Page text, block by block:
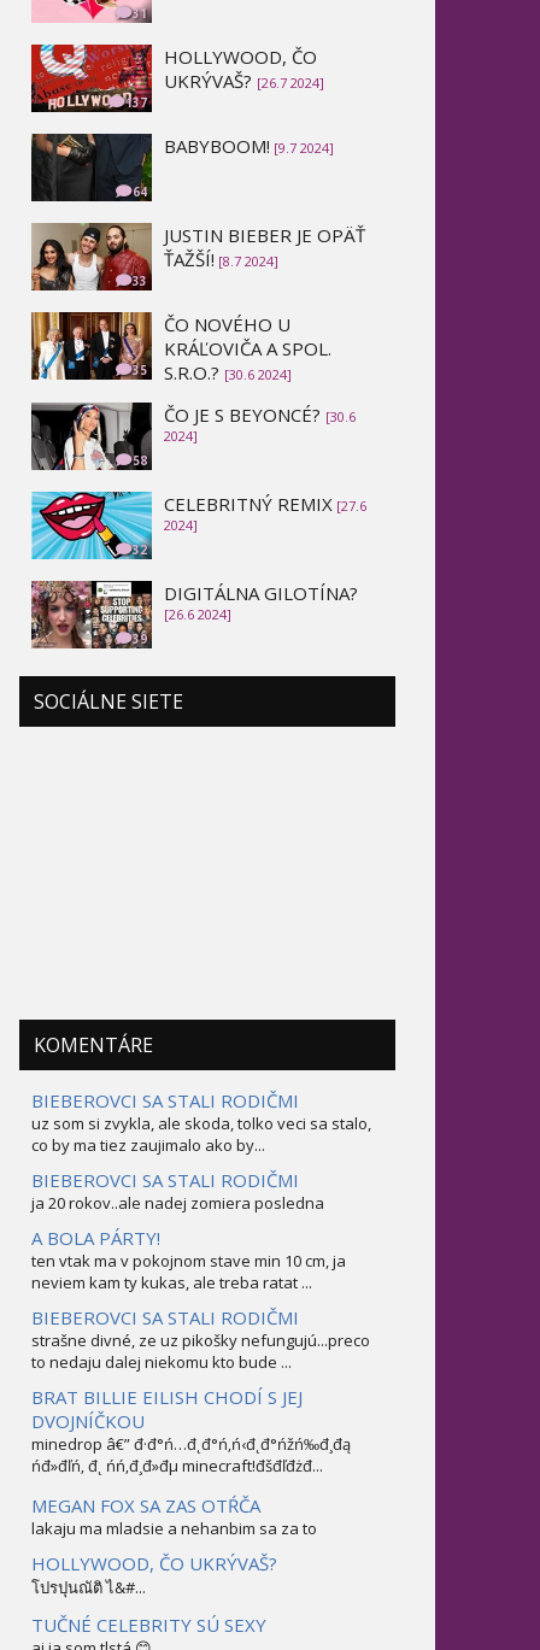
31
137
HOLLYWOOD, ČO
UKRÝVAŠ? [26.7 2024]
64
BABYBOOM! [9.7 2024]
33
JUSTIN BIEBER JE OPÄŤ
ŤAŽŠÍ! [8.7 2024]
35
ČO NOVÉHO U
KRÁĽOVIČA A SPOL.
S.R.O.? [30.6 2024]
58
ČO JE S BEYONCÉ? [30.6
2024]
32
CELEBRITNÝ REMIX [27.6
2024]
39
DIGITÁLNA GILOTÍNA?
[26.6 2024]
SOCIÁLNE SIETE
KOMENTÁRE
BIEBEROVCI SA STALI RODIČMI
uz som si zvykla, ale skoda, tolko veci sa stalo,
co by ma tiez zaujimalo ako by...
BIEBEROVCI SA STALI RODIČMI
ja 20 rokov..ale nadej zomiera posledna
A BOLA PÁRTY!
ten vtak ma v pokojnom stave min 10 cm, ja
neviem kam ty kukas, ale treba ratat ...
BIEBEROVCI SA STALI RODIČMI
strašne divné, ze uz pikošky nefungujú...preco
to nedaju dalej niekomu kto bude ...
BRAT BILLIE EILISH CHODÍ S JEJ
DVOJNÍČKOU
minedrop â€” đ·đ°ń…đ˛đ°ń‚ń‹đ˛đ°ńžń‰đ¸đą
ńđ»đľń‚ đ˛ ńń‚đ¸đ»đµ minecraft!đšđľđżđ...
MEGAN FOX SA ZAS OTŔČA
lakaju ma mladsie a nehanbim sa za to
HOLLYWOOD, ČO UKRÝVAŠ?
โปรปุนณัติ ไ&#...
TUČNÉ CELEBRITY SÚ SEXY